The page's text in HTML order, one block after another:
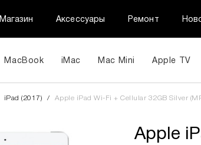
Магазин Аксессуары Ремонт
MacBook iMac Mac Mini Apple TV
iPad (2017) / Apple iPad Wi-Fi + Cellular 32GB Silver
Apple